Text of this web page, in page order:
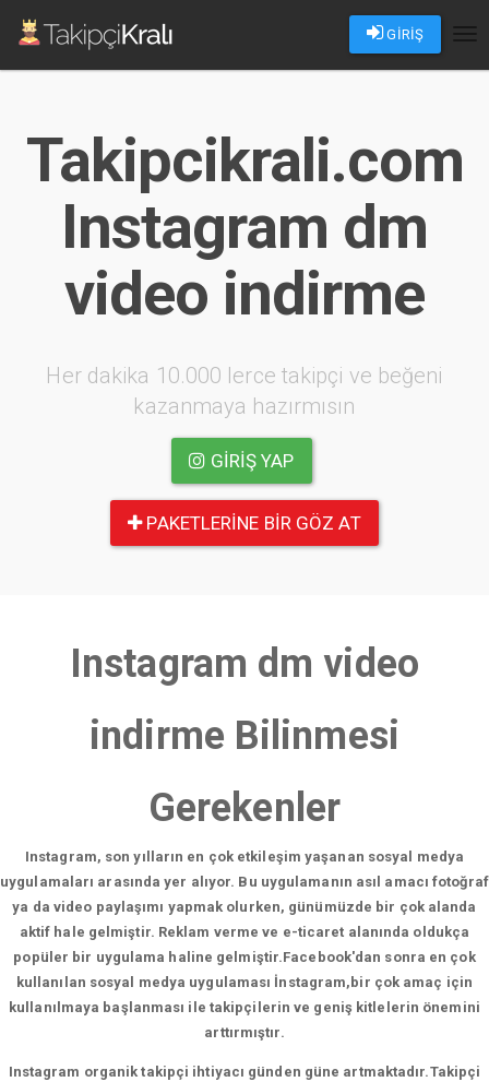
GİRİŞ
Takipcikrali.com
Instagram dm
video indirme
Her dakika 10.000 lerce takipçi ve beğeni
kazanmaya hazırmısın
GIRIŞ YAP
PAKETLERINE BIR GÖZ AT
Instagram dm video
indirme Bilinmesi
Gerekenler
Instagram, son yılların en çok etkileşim yaşanan sosyal medya
uygulamaları arasında yer alıyor. Bu uygulamanın asıl amacı fotoğraf
ya da video paylaşımı yapmak olurken, günümüzde bir çok alanda
aktif hale gelmiştir. Reklam verme ve e-ticaret alanında oldukça
popüler bir uygulama haline gelmiştir.Facebook'dan sonra en çok
kullanılan sosyal medya uygulaması İnstagram,bir çok amaç için
kullanılmaya başlanması ile takipçilerin ve geniş kitlelerin önemini
arttırmıştır.
Instagram organik takipçi ihtiyacı günden güne artmaktadır.Takipçi